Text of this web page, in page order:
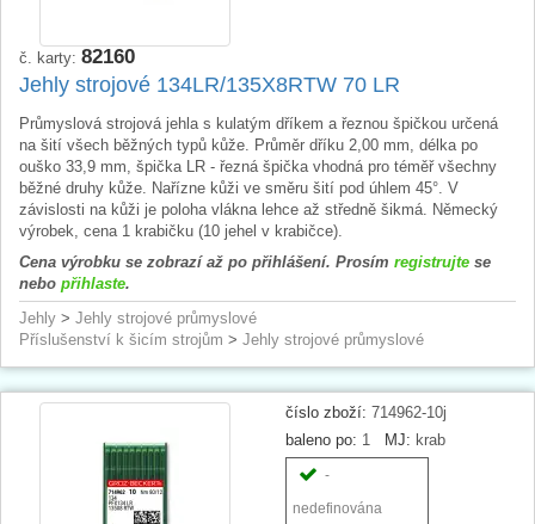
č. karty: 82160
Jehly strojové 134LR/135X8RTW 70 LR
Průmyslová strojová jehla s kulatým dříkem a řeznou špičkou určená
na šití všech běžných typů kůže. Průměr dříku 2,00 mm, délka po
ouško 33,9 mm, špička LR - řezná špička vhodná pro téměř všechny
běžné druhy kůže. Nařízne kůži ve směru šití pod úhlem 45°. V
závislosti na kůži je poloha vlákna lehce až středně šikmá. Německý
výrobek, cena 1 krabičku (10 jehel v krabičce).
Cena výrobku se zobrazí až po přihlášení. Prosím registrujte se
nebo přihlaste.
Jehly > Jehly strojové průmyslové
Příslušenství k šicím strojům > Jehly strojové průmyslové
číslo zboží: 714962-10j
baleno po: 1 MJ: krab
-
nedefinována